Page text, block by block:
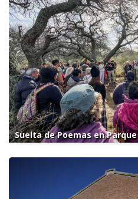
Suelta de Poemas en